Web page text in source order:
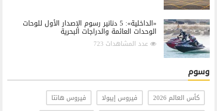
«الداخلية»: 5 دنانير رسوم الإصدار الأول للوحات
الوحدات العائمة والدراجات البحرية
عدد المشاهدات 723
وسوم
كأس العالم 2026 فيروس إيبولا
فيروس هانتا